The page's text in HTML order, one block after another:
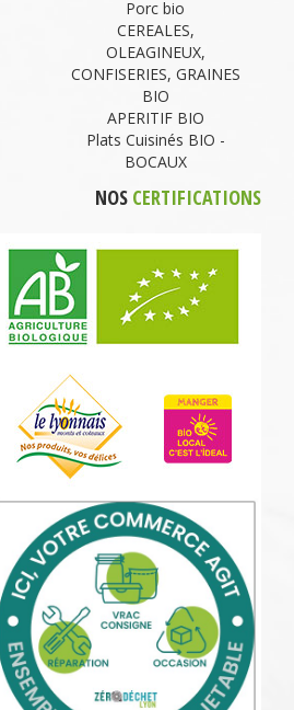
Porc bio
CEREALES,
OLEAGINEUX,
CONFISERIES, GRAINES
BIO
APERITIF BIO
Plats Cuisinés BIO -
BOCAUX
NOS CERTIFICATIONS